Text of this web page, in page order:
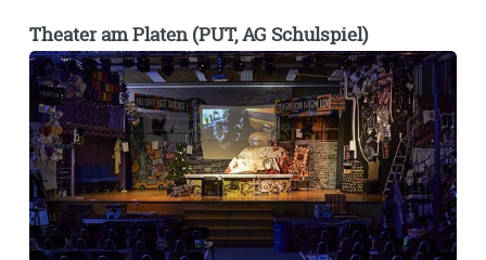
Theater am Platen (PUT, AG Schulspiel)